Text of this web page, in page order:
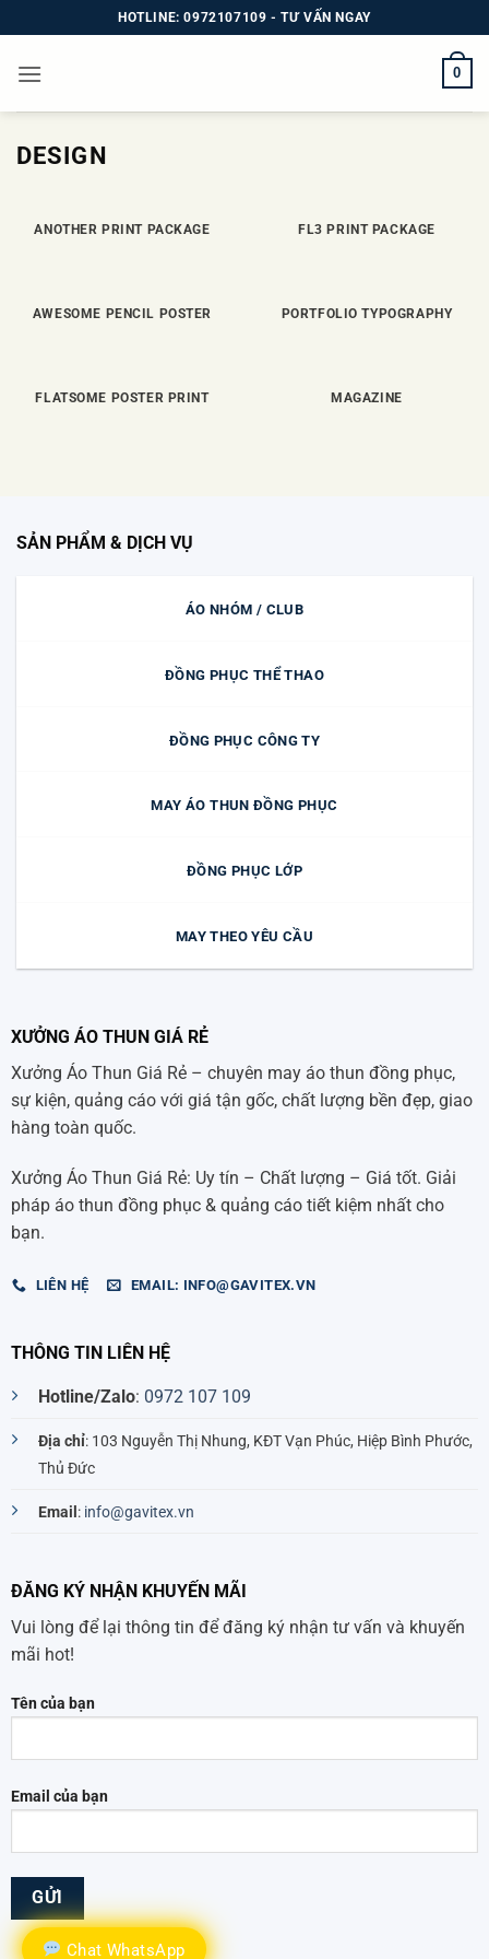
Chat WhatsApp
qua
nội
HOTLINE: 0972107109 - TƯ VẤN NGAY
0
DESIGN
ANOTHER PRINT PACKAGE FL3 PRINT PACKAGE
AWESOME PENCIL POSTER PORTFOLIO TYPOGRAPHY
FLATSOME POSTER PRINT MAGAZINE
SẢN PHẨM & DỊCH VỤ
ÁO NHÓM / CLUB
ĐỒNG PHỤC THỂ THAO
ĐỒNG PHỤC CÔNG TY
MAY ÁO THUN ĐỒNG PHỤC
ĐỒNG PHỤC LỚP
MAY THEO YÊU CẦU
XƯỞNG ÁO THUN GIÁ RẺ
Xưởng Áo Thun Giá Rẻ – chuyên may áo thun đồng phục,
sự kiện, quảng cáo với giá tận gốc, chất lượng bền đẹp, giao
hàng toàn quốc.
Xưởng Áo Thun Giá Rẻ: Uy tín – Chất lượng – Giá tốt. Giải
pháp áo thun đồng phục & quảng cáo tiết kiệm nhất cho
bạn.
LIÊN HỆ EMAIL: INFO@GAVITEX.VN
THÔNG TIN LIÊN HỆ
Hotline/Zalo: 0972 107 109
Địa chỉ: 103 Nguyễn Thị Nhung, KĐT Vạn Phúc, Hiệp Bình Phước,
Thủ Đức
Email : info@gavitex.vn
ĐĂNG KÝ NHẬN KHUYẾN MÃI
Vui lòng để lại thông tin để đăng ký nhận tư vấn và khuyến
mãi hot!
Tên của bạn
Email của bạn